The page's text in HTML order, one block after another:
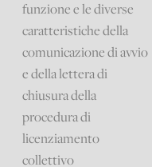
funzione e le diverse
caratteristiche della
comunicazione di avvio
e della lettera di
chiusura della
procedura di
licenziamento
collettivo